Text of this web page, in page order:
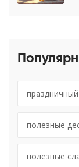
полезные
полезные